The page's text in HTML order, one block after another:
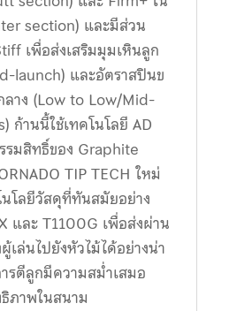
section) และมีส่วน
เพื่อส่งเสริมมุมเหินลูก
launch) และอัตราสปินข
ลาง (Low to Low/Mid-
ก้านนี้ใช้เทคโนโลยี AD
มสิทธิ์ของ Graphite
TIP TECH ใหม่
โลยีวัสดุที่ทันสมัยอย่าง
และ T1100G เพื่อส่งผ่าน
เล่นไปยังหัวไม้ได้อย่างน่า
รตีลูกมีความสม่ำเสมอ
ภาพในสนาม